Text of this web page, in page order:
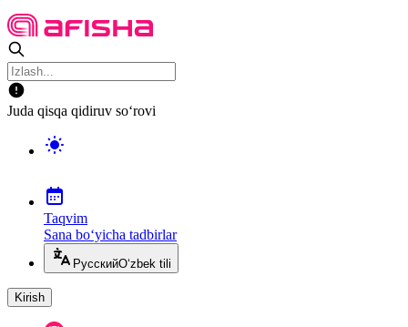
Juda qisqa qidiruv so‘rovi
Taqvim
Sana bo‘yicha tadbirlar
РусскийO‘zbek tili
Kirish